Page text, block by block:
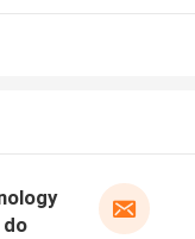
do